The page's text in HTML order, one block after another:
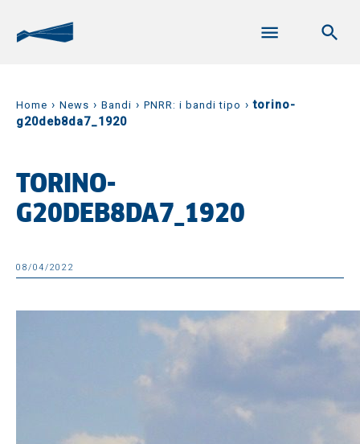
Home › News › Bandi › PNRR: i bandi tipo ›torino-
g20deb8da7_1920
TORINO-
G20DEB8DA7_1920
08/04/2022